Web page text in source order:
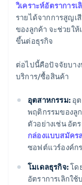
วิเคราะห์อัตราการ
รายได้จากการสูญเ
ของลูกค้า จะช่วยใ
ขึ้นต่อธุรกิจ
ต่อไปนี้คือปัจจัยบาง
บริการ/ซื้อสินค้า
อุตสาหกรรม: อุ
พฤติกรรมของลู
ตัวอย่างเช่น อัต
กล่องแบบสมัคร
ซอฟต์แวร์องค์กร
โมเดลธุรกิจ:โด
อัตราการเลิกใ